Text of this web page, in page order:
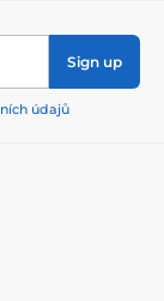
Sign up
údajů